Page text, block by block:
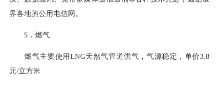
界各地的公用电信网。
5．燃气
燃气主要使用LNG天然气管道供气，气源稳定，单价3.8
元/立方米